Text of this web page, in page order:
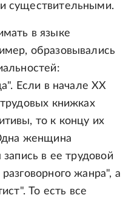
существительными.
в языке
образовывались
Если в начале XX
книжках
то к концу их
женщина
в ее трудовой
жанра", а
То есть все